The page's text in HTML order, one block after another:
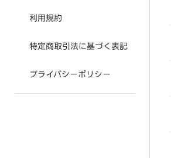
利用規約
特定商取引法に基づく表記
プライバシーポリシー